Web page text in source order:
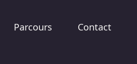
Parcours Contact